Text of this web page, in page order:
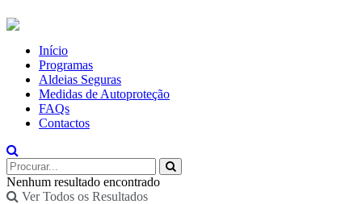
Início
Programas
Aldeias Seguras
Medidas de Autoproteção
FAQs
Contactos
Nenhum resultado encontrado
Ver Todos os Resultados